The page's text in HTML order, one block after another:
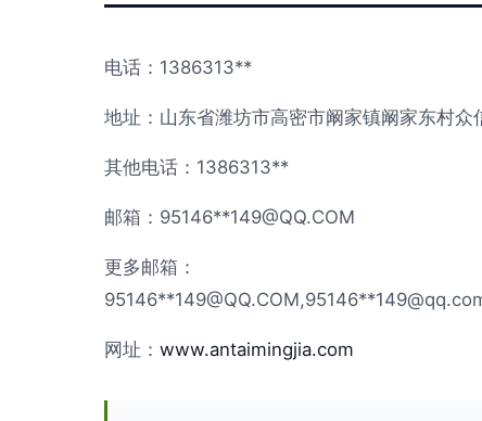
电话：1386313**
地址：山东省潍坊市高密市阚家镇阚家东村众
其他电话：1386313**
邮箱：95146**149@QQ.COM
更多邮箱：
95146**149@QQ.COM,95146**
网址： www.antaimingjia.com